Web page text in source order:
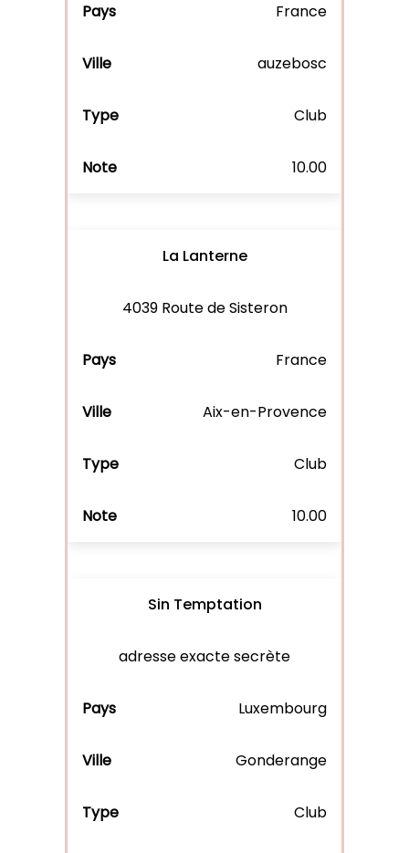
France
auzebosc
Club
10.00
La Lanterne
4039 Route de Sisteron
France
Aix-en-Provence
Club
10.00
Sin Temptation
adresse exacte secrète
Luxembourg
Gonderange
Club